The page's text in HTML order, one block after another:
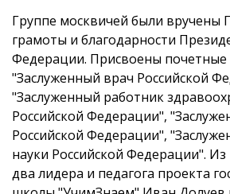
Группе москвичей были вручены
грамоты и благодарности
Федерации. Присвоены почетные
"Заслуженный врач Российской
"Заслуженный работник
Российской Федерации",
Российской Федерации",
науки Российской Федерации".
два лидера и педагога проекта